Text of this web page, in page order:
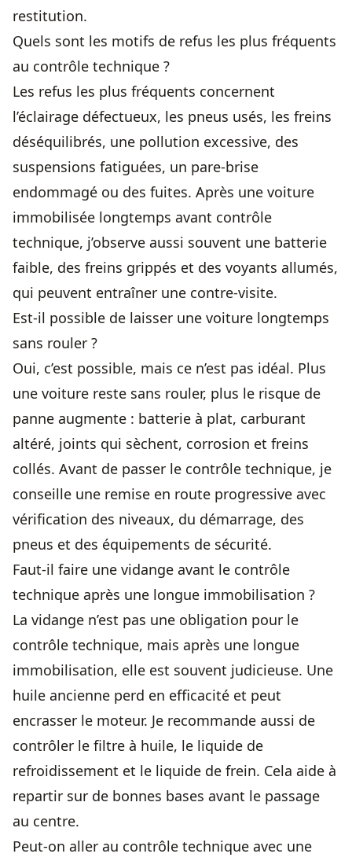
restitution.
Quels sont les motifs de refus les plus fréquents
au contrôle technique ?
Les refus les plus fréquents concernent
l’éclairage défectueux, les pneus usés, les freins
déséquilibrés, une pollution excessive, des
suspensions fatiguées, un pare-brise
endommagé ou des fuites. Après une voiture
immobilisée longtemps avant contrôle
technique, j’observe aussi souvent une batterie
faible, des freins grippés et des voyants allumés,
qui peuvent entraîner une contre-visite.
Est-il possible de laisser une voiture longtemps
sans rouler ?
Oui, c’est possible, mais ce n’est pas idéal. Plus
une voiture reste sans rouler, plus le risque de
panne augmente : batterie à plat, carburant
altéré, joints qui sèchent, corrosion et freins
collés. Avant de passer le contrôle technique, je
conseille une remise en route progressive avec
vérification des niveaux, du démarrage, des
pneus et des équipements de sécurité.
Faut-il faire une vidange avant le contrôle
technique après une longue immobilisation ?
La vidange n’est pas une obligation pour le
contrôle technique, mais après une longue
immobilisation, elle est souvent judicieuse. Une
huile ancienne perd en efficacité et peut
encrasser le moteur. Je recommande aussi de
contrôler le filtre à huile, le liquide de
refroidissement et le liquide de frein. Cela aide à
repartir sur de bonnes bases avant le passage
au centre.
Peut-on aller au contrôle technique avec une